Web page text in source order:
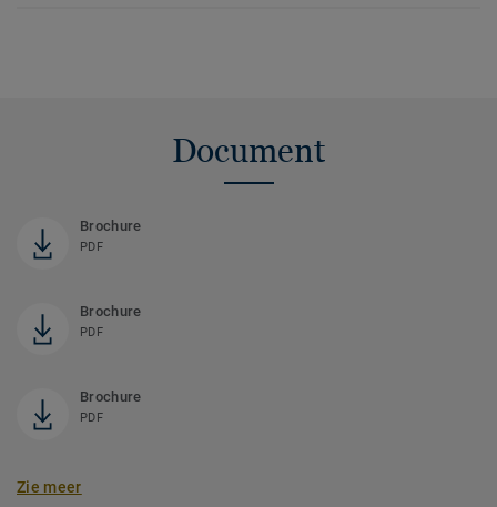
Document
Brochure
PDF
Brochure
PDF
Brochure
PDF
Zie meer